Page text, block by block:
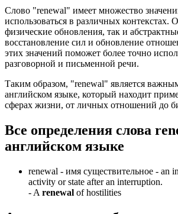
Слово "renewal" имеет множество
использоваться в различных контекстах.
физические обновления, так и
восстановление сил и обновление
этих значений поможет более точно
разговорной и письменной речи.
Таким образом, "renewal" является
английском языке, который находит
сферах жизни, от личных отношений до
Все определения слова
английском языке
renewal - имя существительное - an
activity or state after an interruption.
- A renewal of hostilities